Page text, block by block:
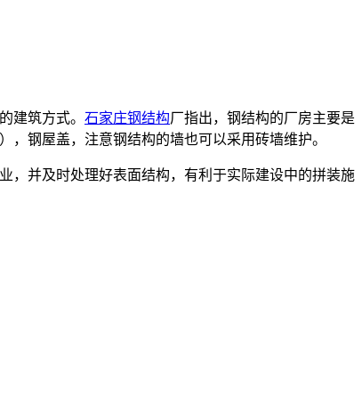
建筑方式。 石家庄钢结构厂 指出，钢结构的厂房主要是
钢屋盖，注意钢结构的墙也可以采用砖墙维护。
，并及时处理好表面结构，有利于实际建设中的拼装施